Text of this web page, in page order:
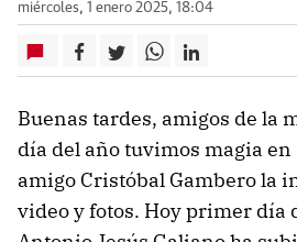
miércoles, 1 enero 2025, 18:04
Buenas tardes, amigos de la
día del año tuvimos magia
amigo Cristóbal Gambero la
video y fotos. Hoy primer día